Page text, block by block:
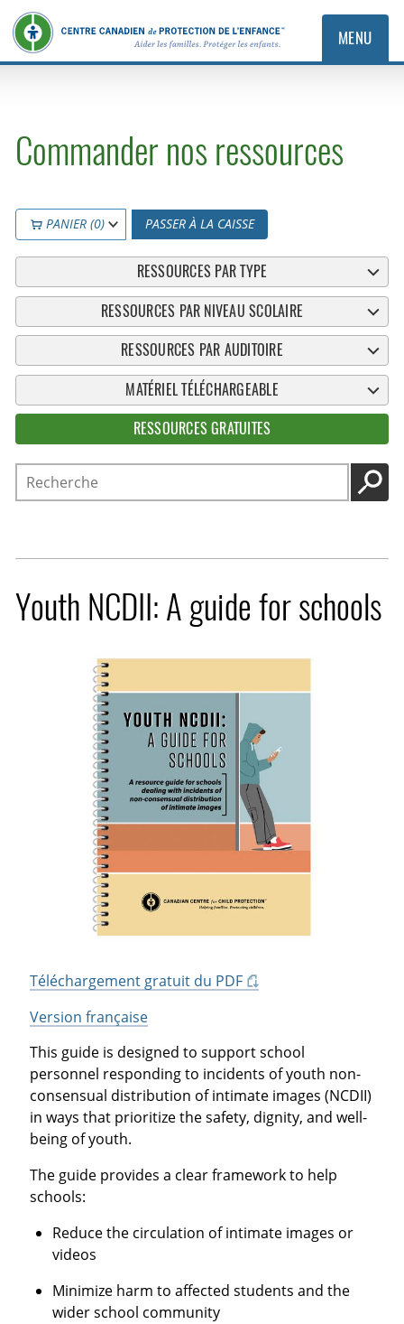
MENU
Commander nos ressources
PANIER (0) PASSER À LA CAISSE
RESSOURCES PAR TYPE
RESSOURCES PAR NIVEAU SCOLAIRE
RESSOURCES PAR AUDITOIRE
MATÉRIEL TÉLÉCHARGEABLE
RESSOURCES GRATUITES
Recherche
Youth NCDII: A guide for schools
Téléchargement gratuit du PDF
Version française
This guide is designed to support school
personnel responding to incidents of youth non-
consensual distribution of intimate images (NCDII)
in ways that prioritize the safety, dignity, and well-
being of youth.
The guide provides a clear framework to help
schools:
Reduce the circulation of intimate images or
videos
Minimize harm to affected students and the
wider school community